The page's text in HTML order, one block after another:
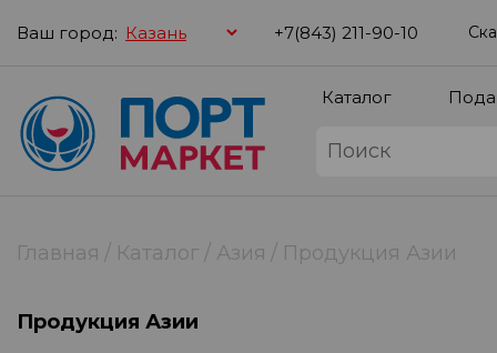
Ваш город: +7(843) 211-90-10
Каталог
Главная Каталог Азия Продукция Азии
Продукция Азии